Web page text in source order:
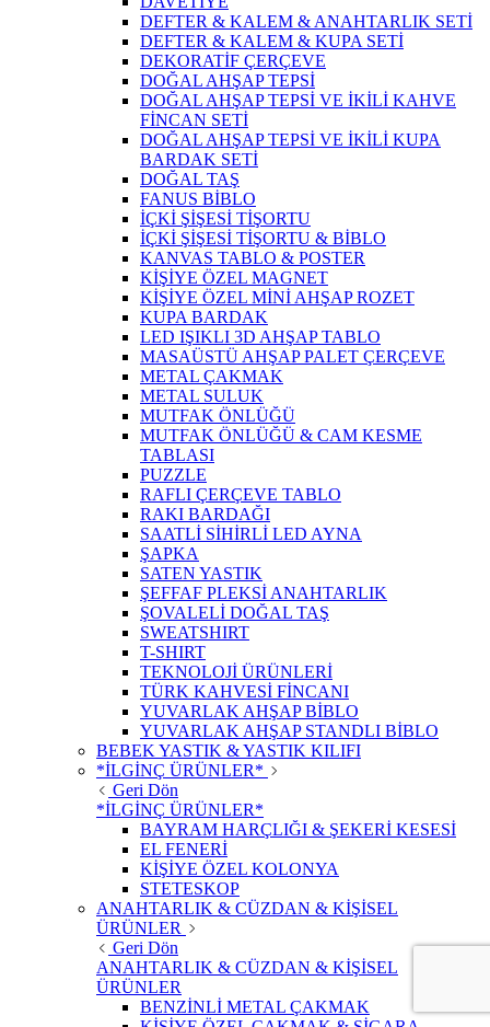
DEFTER & KALEM & ANAHTARLIK SETİ
DEFTER & KALEM & KUPA SETİ
DEKORATİF ÇERÇEVE
DOĞAL AHŞAP TEPSİ
DOĞAL AHŞAP TEPSİ VE İKİLİ KAHVE
FİNCAN SETİ
DOĞAL AHŞAP TEPSİ VE İKİLİ KUPA
BARDAK SETİ
DOĞAL TAŞ
FANUS BİBLO
İÇKİ ŞİŞESİ TİŞORTU
İÇKİ ŞİŞESİ TİŞORTU & BİBLO
KANVAS TABLO & POSTER
KİŞİYE ÖZEL MAGNET
KİŞİYE ÖZEL MİNİ AHŞAP ROZET
KUPA BARDAK
LED IŞIKLI 3D AHŞAP TABLO
MASAÜSTÜ AHŞAP PALET ÇERÇEVE
METAL ÇAKMAK
METAL SULUK
MUTFAK ÖNLÜĞÜ
MUTFAK ÖNLÜĞÜ & CAM KESME
TABLASI
PUZZLE
RAFLI ÇERÇEVE TABLO
RAKI BARDAĞI
SAATLİ SİHİRLİ LED AYNA
ŞAPKA
SATEN YASTIK
ŞEFFAF PLEKSİ ANAHTARLIK
ŞOVALELİ DOĞAL TAŞ
SWEATSHIRT
T-SHIRT
TEKNOLOJİ ÜRÜNLERİ
TÜRK KAHVESİ FİNCANI
YUVARLAK AHŞAP BİBLO
YUVARLAK AHŞAP STANDLI BİBLO
BEBEK YASTIK & YASTIK KILIFI
*İLGİNÇ ÜRÜNLER*
Geri Dön
*İLGİNÇ ÜRÜNLER*
BAYRAM HARÇLIĞI & ŞEKERİ KESESİ
EL FENERİ
KİŞİYE ÖZEL KOLONYA
STETESKOP
ANAHTARLIK & CÜZDAN & KİŞİSEL
ÜRÜNLER
Geri Dön
ANAHTARLIK & CÜZDAN & KİŞİSEL
ÜRÜNLER
BENZİNLİ METAL ÇAKMAK